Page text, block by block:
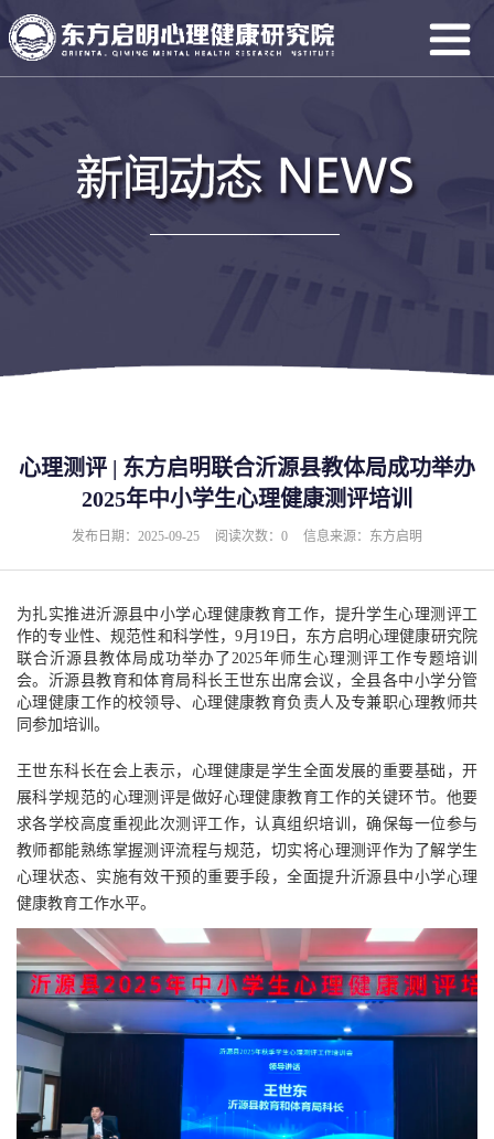
心理测评 | 东方启明联合沂源县教体局成功举办
2025年中小学生心理健康测评培训
发布日期：2025-09-25 阅读次数：0 信息来源：东方启明
为扎实推进沂源县中小学心理健康教育工作，提升学生心理测评工
作的专业性、规范性和科学性，9月19日，东方启明心理健康研究院
联合沂源县教体局成功举办了2025年师生心理测评工作专题培训
会。沂源县教育和体育局科长王世东出席会议，全县各中小学分管
心理健康工作的校领导、心理健康教育负责人及专兼职心理教师共
同参加培训。
王世东科长在会上表示，心理健康是学生全面发展的重要基础，开
展科学规范的心理测评是做好心理健康教育工作的关键环节。他要
求各学校高度重视此次测评工作，认真组织培训，确保每一位参与
教师都能熟练掌握测评流程与规范，切实将心理测评作为了解学生
心理状态、实施有效干预的重要手段，全面提升沂源县中小学心理
健康教育工作水平。